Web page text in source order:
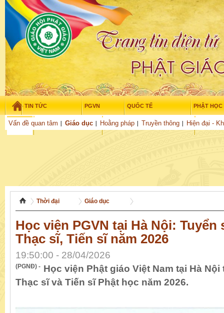
TIN TỨC PGVN QUỐC TẾ PHẬT HỌC
THỜI ĐẠI
Vấn đề quan tâm Giáo dục Hoằng pháp Truyền thông Hiện đại -
TUỔI TRẺ NGHIÊN CỨU VĂN HỌC
Thứ năm - 6/08/2026 – 03 :55: 11
Thời đại Giáo dục
Học viện PGVN tại Hà Nội:
Thạc sĩ, Tiến sĩ năm 2026
19:50:00 - 28/04/2026
(PGNĐ) - Học viện Phật giáo Việt Nam tại Hà
Thạc sĩ và Tiến sĩ Phật học năm 2026.